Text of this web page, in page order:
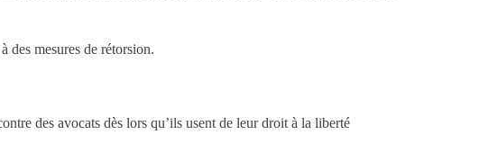
des mesures de rétorsion.
des avocats dès lors qu’ils usent de leur droit à la liberté